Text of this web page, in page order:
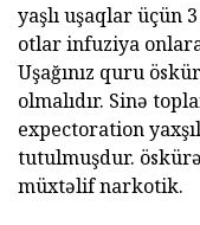
yaşlı uşaqlar üçün
otlar infuziya
Uşağınız quru
olmalıdır. Sinə
expectoration
tutulmuşdur.
müxtəlif narkotik.